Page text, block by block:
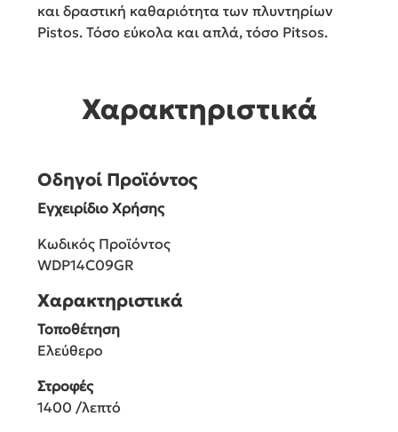
και δραστική καθαριότητα των πλυντηρίων
Pistos. Τόσο εύκολα και απλά, τόσο Pitsos.
Χαρακτηριστικά
Οδηγοί Προϊόντος
Εγχειρίδιο Χρήσης
Κωδικός Προϊόντος
WDP14C09GR
Χαρακτηριστικά
Τοποθέτηση
Ελεύθερο
Στροφές
1400 /λεπτό